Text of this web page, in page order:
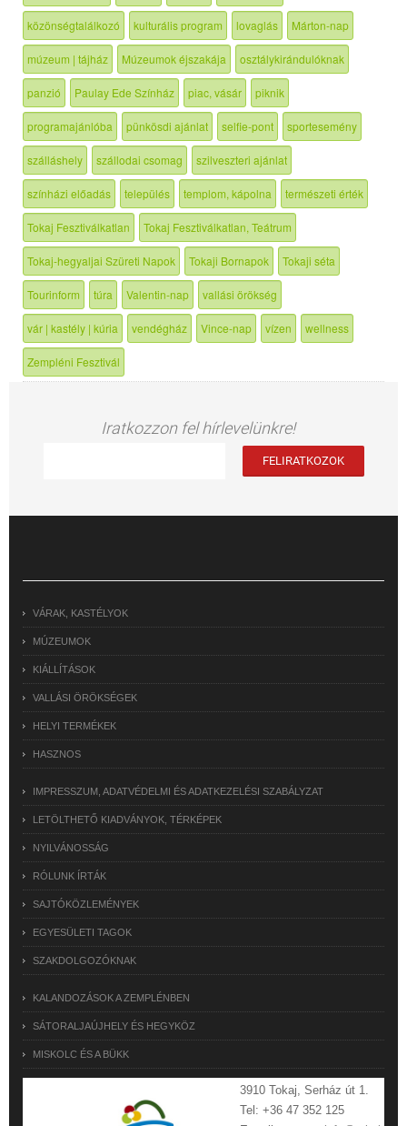
közönségtalálkozó kulturális program lovaglás Márton-nap
múzeum | tájház Múzeumok éjszakája osztálykirándulóknak
panzió Paulay Ede Színház piac, vásár piknik
programajánlóba pünkösdi ajánlat selfie-pont sportesemény
szálláshely szállodai csomag szilveszteri ajánlat
színházi előadás település templom, kápolna természeti érték
Tokaj Fesztiválkatlan Tokaj Fesztiválkatlan, Teátrum
Tokaj-hegyaljai Szüreti Napok Tokaji Bornapok Tokaji séta
Tourinform túra Valentin-nap vallási örökség
vár | kastély | kúria vendégház Vince-nap vízen wellness
Zempléni Fesztivál
Iratkozzon fel hírlevelünkre!
VÁRAK, KASTÉLYOK
MÚZEUMOK
KIÁLLÍTÁSOK
VALLÁSI ÖRÖKSÉGEK
HELYI TERMÉKEK
HASZNOS
IMPRESSZUM, ADATVÉDELMI ÉS ADATKEZELÉSI SZABÁLYZAT
LETÖLTHETŐ KIADVÁNYOK, TÉRKÉPEK
NYILVÁNOSSÁG
RÓLUNK ÍRTÁK
SAJTÓKÖZLEMÉNYEK
EGYESÜLETI TAGOK
SZAKDOLGOZÓKNAK
KALANDOZÁSOK A ZEMPLÉNBEN
SÁTORALJAÚJHELY ÉS HEGYKÖZ
MISKOLC ÉS A BÜKK
3910 Tokaj, Serház út 1.
Tel: +36 47 352 125